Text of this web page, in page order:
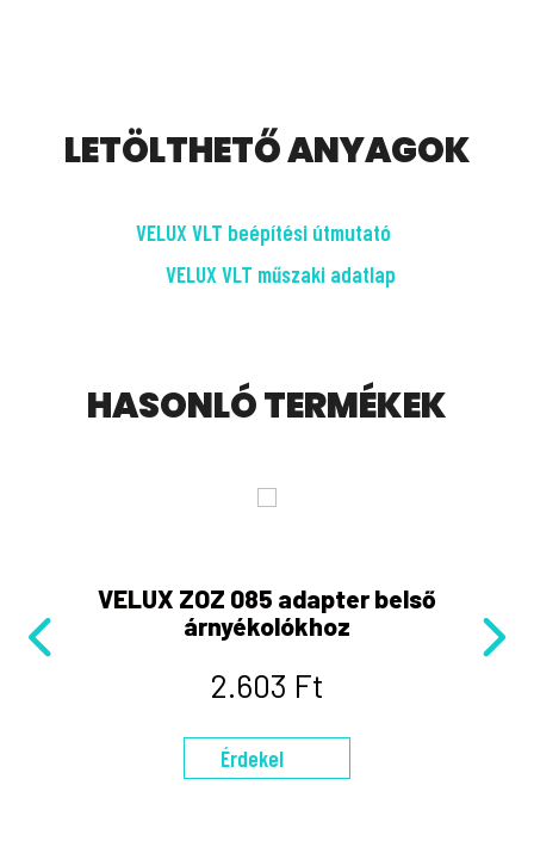
LETÖLTHETŐ ANYAGOK
VELUX VLT beépítési útmutató
VELUX VLT műszaki adatlap
HASONLÓ TERMÉKEK
VELUX ZOZ 085 adapter belső
árnyékolókhoz
2.603 Ft
Érdekel